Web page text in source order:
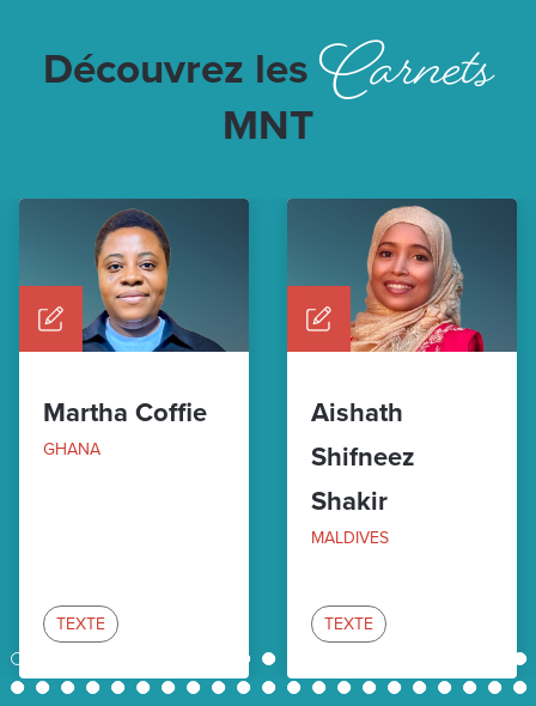
Découvrez lesCarnets
MNT
Martha Coffie
GHANA
TEXTE
Aishath
Shifneez
Shakir
MALDIVES
TEXTE
1 10 11
21
22
23 24 25 26 27 28 29 30 31 32 33 34 35 36 37 38 39 40 41
42